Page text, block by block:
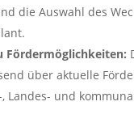
die Auswahl des
Fördermöglichkeiten:
über aktuelle
Landes- und